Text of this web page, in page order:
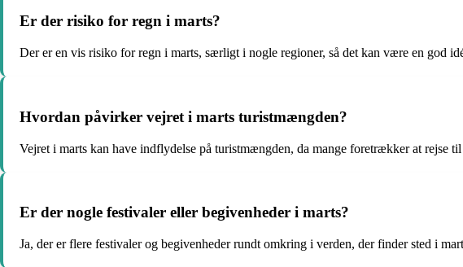
Er der risiko for regn i marts?
Der er en vis risiko for regn i marts, særligt i nogle regioner, så det kan være en god
Hvordan påvirker vejret i marts turistmængden?
Vejret i marts kan have indflydelse på turistmængden, da mange foretrækker at rejse
Er der nogle festivaler eller begivenheder i marts?
Ja, der er flere festivaler og begivenheder rundt omkring i verden, der finder sted i